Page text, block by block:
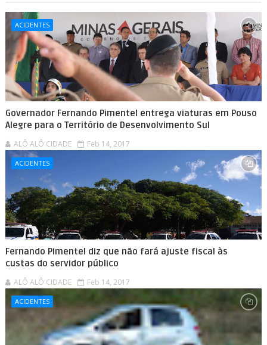
ACIDENTES
Governador Fernando Pimentel entrega viaturas em Pouso
Alegre para o Território de Desenvolvimento Sul
ALÔ ALÔ CIDADE Feb 14, 2017
ACIDENTES
Fernando Pimentel diz que não fará ajuste fiscal às
custas do servidor público
ALÔ ALÔ CIDADE Feb 14, 2017
ACIDENTES